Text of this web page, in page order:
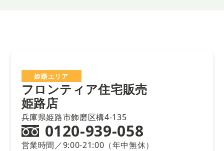
姫路エリア
フロンティア住宅販売
姫路店
兵庫県姫路市飾磨区構4-135
0120-939-058
営業時間／9:00-21:00（年中無休）